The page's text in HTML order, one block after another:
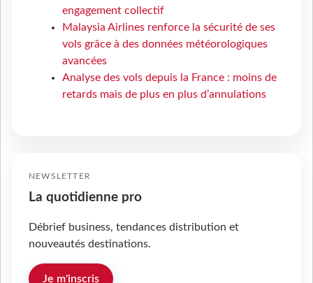
engagement collectif
Malaysia Airlines renforce la sécurité de ses
vols grâce à des données météorologiques
avancées
Analyse des vols depuis la France : moins de
retards mais de plus en plus d’annulations
NEWSLETTER
La quotidienne pro
Débrief business, tendances distribution et
nouveautés destinations.
Je m'inscris